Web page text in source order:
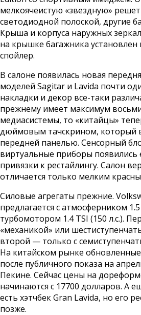
мелкоячеистую «звездную»
светодиодной полоской, другие
Крыша и корпуса наружных
на крышке багажника
спойлер.
В салоне появилась новая
моделей Sagitar и Lavida почти
накладки и декор все-таки
прежнему имеет максимум
медиасистемы, то «китайцы»
дюймовым тачскрином, который
передней панелью. Сенсорный
виртуальные приборы появились
привязки к рестайлингу. Салон
отличается только мелким
Силовые агрегаты прежние.
предлагается с атмосферником 1.5
турбомотором 1.4 TSI (150 л.с.).
«механикой» или
второй — только с
На китайском рынке обновленные
после публичного показа на
Пекине. Сейчас цены на
начинаются с 17700 долларов. А
есть хэтчбек Gran Lavida, но его
позже.